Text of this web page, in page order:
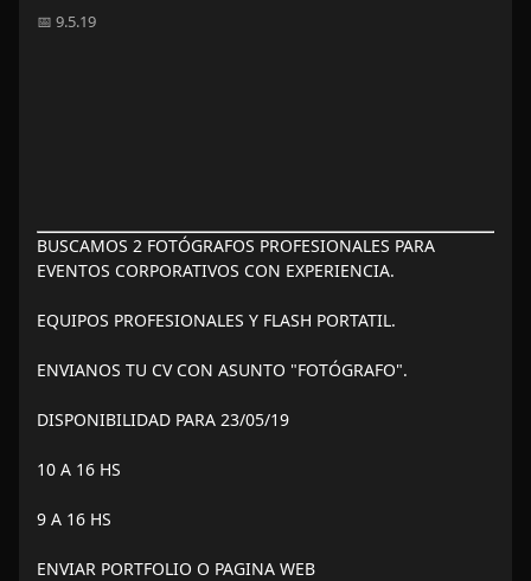
📅 9.5.19
BUSCAMOS 2 FOTÓGRAFOS PROFESIONALES PARA
EVENTOS CORPORATIVOS CON EXPERIENCIA.
EQUIPOS PROFESIONALES Y FLASH PORTATIL.
ENVIANOS TU CV CON ASUNTO "FOTÓGRAFO".
DISPONIBILIDAD PARA 23/05/19
10 A 16 HS
9 A 16 HS
ENVIAR PORTFOLIO O PAGINA WEB